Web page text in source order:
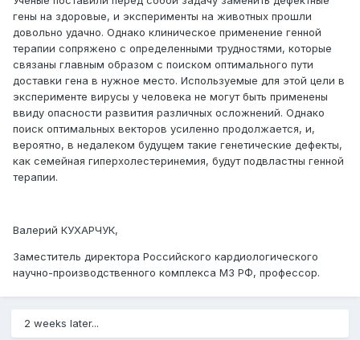
гены на здоровые, и эксперименты на животных прошли
довольно удачно. Однако клиническое применение генной
терапии сопряжено с определенными трудностями, которые
связаны главным образом с поиском оптимального пути
доставки гена в нужное место. Используемые для этой цели в
эксперименте вирусы у человека не могут быть применены
ввиду опасности развития различных осложнений. Однако
поиск оптимальных векторов усиленно продолжается, и,
вероятно, в недалеком будущем такие генетические дефекты,
как семейная гиперхолестеринемия, будут подвластны генной
терапии.
Валерий КУХАРЧУК,
Заместитель директора Российского кардиологического
научно-производственного комплекса МЗ РФ, профессор.
2 weeks later...